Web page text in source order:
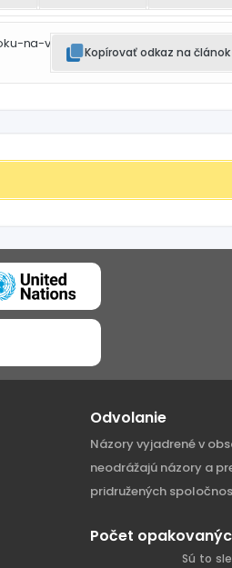
na-v
Kopírovať odkaz na článok
Odvolanie
Názory vyjadrené v
neodrážajú názory a
pridružených
Počet
Sú to